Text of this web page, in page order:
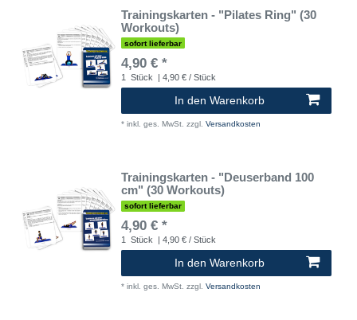
Trainingskarten - "Pilates Ring" (30
Workouts)
sofort lieferbar
4,90 € *
1 Stück | 4,90 € / Stück
In den Warenkorb
* inkl. ges. MwSt. zzgl. Versandkosten
Trainingskarten - "Deuserband 100
cm" (30 Workouts)
sofort lieferbar
4,90 € *
1 Stück | 4,90 € / Stück
In den Warenkorb
* inkl. ges. MwSt. zzgl. Versandkosten